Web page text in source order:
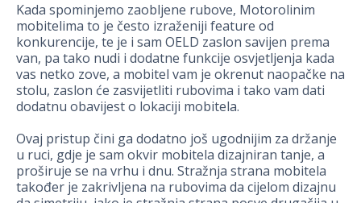
Kada spominjemo zaobljene rubove, Motorolinim
mobitelima to je često izraženiji feature od
konkurencije, te je i sam OELD zaslon savijen prema
van, pa tako nudi i dodatne funkcije osvjetljenja kada
vas netko zove, a mobitel vam je okrenut naopačke na
stolu, zaslon će zasvijetliti rubovima i tako vam dati
dodatnu obavijest o lokaciji mobitela.
Ovaj pristup čini ga dodatno još ugodnijim za držanje
u ruci, gdje je sam okvir mobitela dizajniran tanje, a
proširuje se na vrhu i dnu. Stražnja strana mobitela
također je zakrivljena na rubovima da cijelom dizajnu